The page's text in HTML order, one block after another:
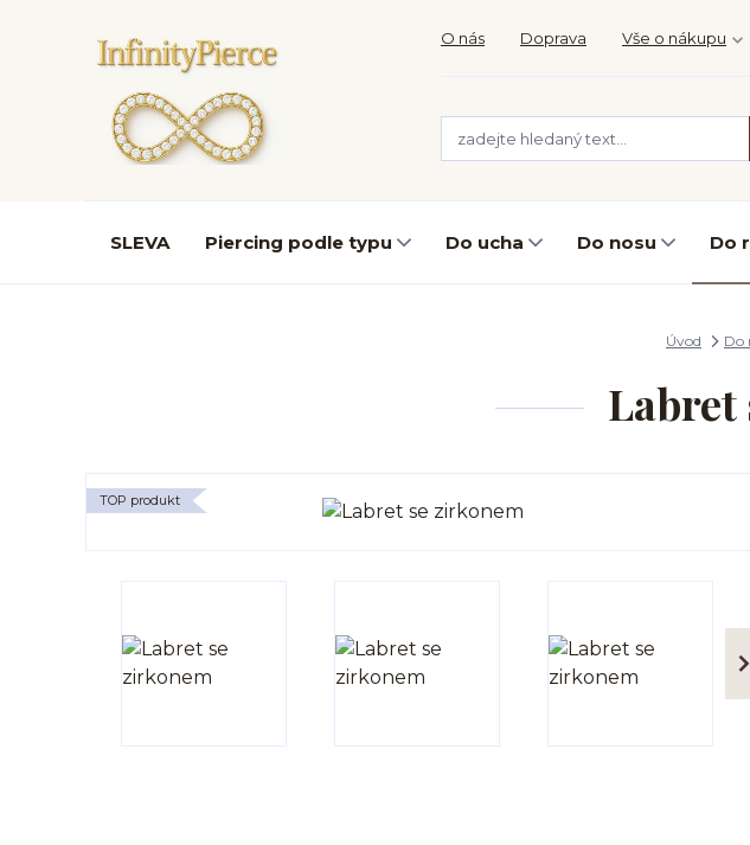
O nás Doprava Vše o nákupu
SLEVA Piercing podle typu Do ucha Do nosu Do
Úvod Do
Labret
TOP produkt